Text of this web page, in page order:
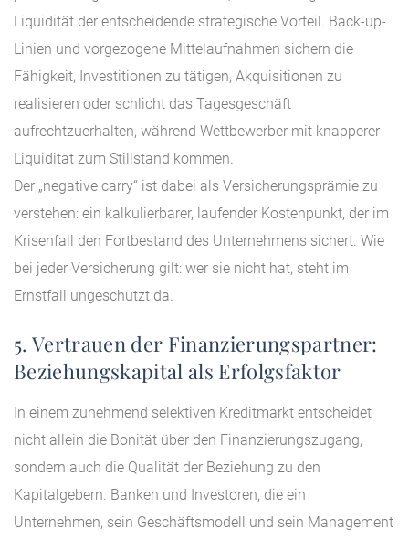
Liquidität der entscheidende strategische Vorteil. Back-up-
Linien und vorgezogene Mittelaufnahmen sichern die
Fähigkeit, Investitionen zu tätigen, Akquisitionen zu
realisieren oder schlicht das Tagesgeschäft
aufrechtzuerhalten, während Wettbewerber mit knapperer
Liquidität zum Stillstand kommen.
Der „negative carry“ ist dabei als Versicherungsprämie zu
verstehen: ein kalkulierbarer, laufender Kostenpunkt, der im
Krisenfall den Fortbestand des Unternehmens sichert. Wie
bei jeder Versicherung gilt: wer sie nicht hat, steht im
Ernstfall ungeschützt da.
5. Vertrauen der Finanzierungspartner:
Beziehungskapital als Erfolgsfaktor
In einem zunehmend selektiven Kreditmarkt entscheidet
nicht allein die Bonität über den Finanzierungszugang,
sondern auch die Qualität der Beziehung zu den
Kapitalgebern. Banken und Investoren, die ein
Unternehmen, sein Geschäftsmodell und sein Management